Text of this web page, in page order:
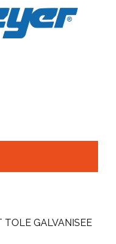
TOLE GALVANISEE